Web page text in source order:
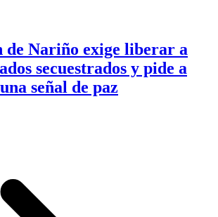
de Nariño exige liberar a
secuestrados y pide a
señal de paz